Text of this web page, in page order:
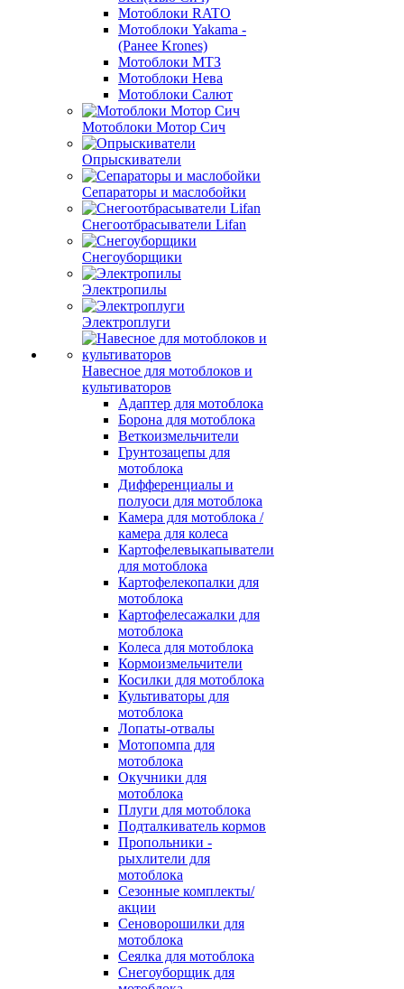
Мотоблоки RATO
Мотоблоки Yakama -
(Ранее Krones)
Мотоблоки МТЗ
Мотоблоки Нева
Мотоблоки Салют
Мотоблоки Мотор Сич
Опрыскиватели
Сепараторы и маслобойки
Снегоотбрасыватели Lifan
Снегоуборщики
Электропилы
Электроплуги
Навесное для мотоблоков и
культиваторов
Адаптер для мотоблока
Борона для мотоблока
Веткоизмельчители
Грунтозацепы для
мотоблока
Дифференциалы и
полуоси для мотоблока
Камера для мотоблока /
камера для колеса
Картофелевыкапыватели
для мотоблока
Картофелекопалки для
мотоблока
Картофелесажалки для
мотоблока
Колеса для мотоблока
Кормоизмельчители
Косилки для мотоблока
Культиваторы для
мотоблока
Лопаты-отвалы
Мотопомпа для
мотоблока
Окучники для
мотоблока
Плуги для мотоблока
Подталкиватель кормов
Пропольники -
рыхлители для
мотоблока
Сезонные комплекты/
акции
Сеноворошилки для
мотоблока
Сеялка для мотоблока
Снегоуборщик для